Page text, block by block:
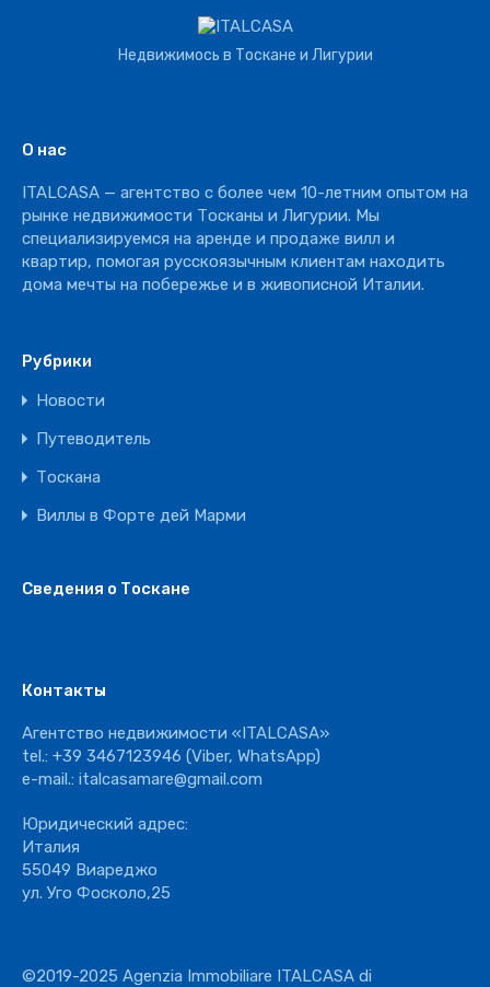
Ресторан
Недвижимось в Тоскане и Лигурии
О нас
ITALCASA — агентство с более чем 10-летним опытом на
рынке недвижимости Тосканы и Лигурии. Мы
специализируемся на аренде и продаже вилл и
квартир, помогая русскоязычным клиентам находить
дома мечты на побережье и в живописной Италии.
Рубрики
Новости
Путеводитель
Тоскана
Виллы в Форте дей Марми
Сведения о Тоскане
Контакты
Агентство недвижимости «ITALCASA»
tel.: +39 3467123946 (Viber, WhatsApp)
e-mail.: italcasamare@gmail.com
Юридический адрес:
Италия
55049 Виареджо
ул. Уго Фосколо,25
©2019-2025 Agenzia Immobiliare ITALCASA di